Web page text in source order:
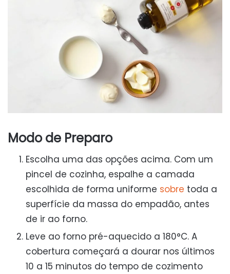
Modo de Preparo
Escolha uma das opções acima. Com um
pincel de cozinha, espalhe a camada
escolhida de forma uniforme sobre toda a
superfície da massa do empadão, antes
de ir ao forno.
Leve ao forno pré-aquecido a 180°C. A
cobertura começará a dourar nos últimos
10 a 15 minutos do tempo de cozimento